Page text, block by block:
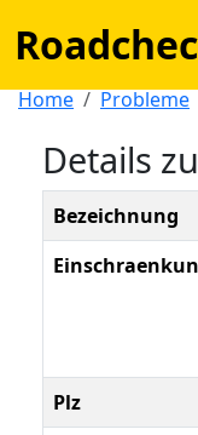
Home Probleme
Details
Bezeichnung
Plz